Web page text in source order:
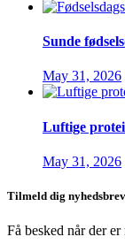
Sunde
May 31, 2026
Luftige
May 31, 2026
Tilmeld dig
Få besked når der